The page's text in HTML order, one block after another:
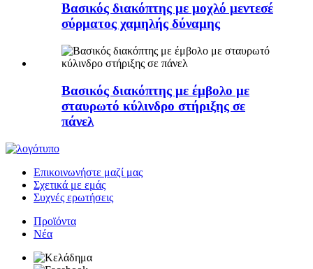
Βασικός διακόπτης με μοχλό μεντεσέ
σύρματος χαμηλής δύναμης
Βασικός διακόπτης με έμβολο με
σταυρωτό κύλινδρο στήριξης σε
πάνελ
Επικοινωνήστε μαζί μας
Σχετικά με εμάς
Συχνές ερωτήσεις
Προϊόντα
Νέα